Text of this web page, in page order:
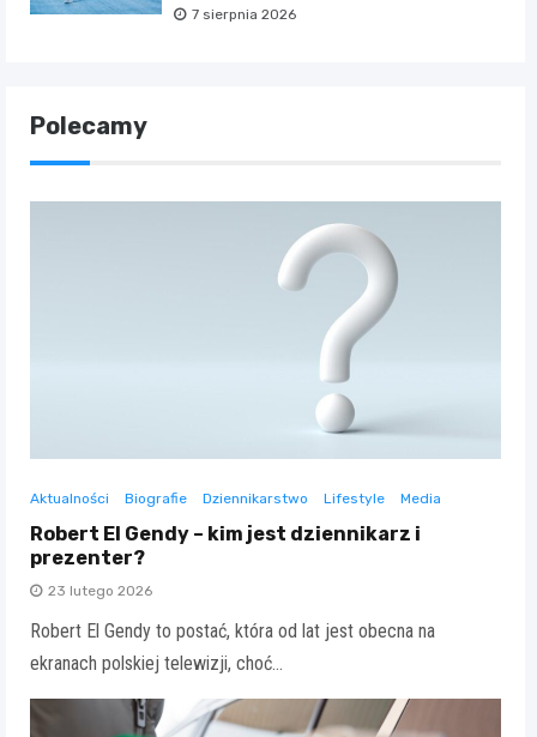
7 sierpnia 2026
Polecamy
Aktualności Biografie Dziennikarstwo Lifestyle Media
Robert El Gendy – kim jest dziennikarz i
prezenter?
23 lutego 2026
Robert El Gendy to postać, która od lat jest obecna na
ekranach polskiej telewizji, choć…